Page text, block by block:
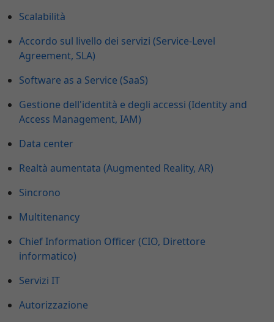
Scalabilità
Accordo sul livello dei servizi (Service-Level
Agreement, SLA)
Software as a Service (SaaS)
Gestione dell'identità e degli accessi (Identity and
Access Management, IAM)
Data center
Realtà aumentata (Augmented Reality, AR)
Sincrono
Multitenancy
Chief Information Officer (CIO, Direttore
informatico)
Servizi IT
Autorizzazione